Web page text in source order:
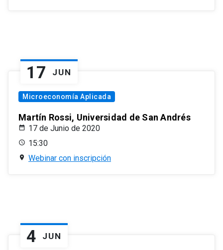
17 JUN
Microeconomía Aplicada
Martín Rossi, Universidad de San Andrés
17 de Junio de 2020
15:30
Webinar con inscripción
4 JUN